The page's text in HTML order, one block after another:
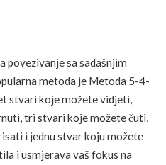
povezivanje sa sadašnjim
metoda je Metoda 5-4-
stvari koje možete vidjeti,
tri stvari koje možete čuti,
i jednu stvar koju možete
i usmjerava vaš fokus na